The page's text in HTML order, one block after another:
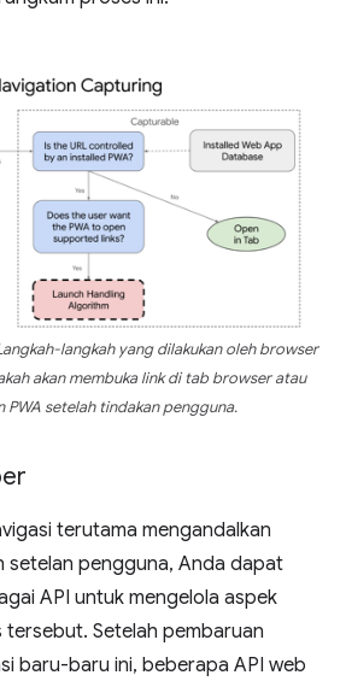
langkah yang dilakukan oleh browser
akan membuka link di tab browser atau
PWA setelah tindakan pengguna.
terutama mengandalkan
pengguna, Anda dapat
API untuk mengelola aspek
Setelah pembaruan
baru-baru ini, beberapa API web